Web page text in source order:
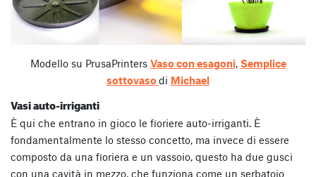
Modello su PrusaPrinters Vaso con esagoni, Semplice
sottovaso di Michael
Vasi auto-irriganti
È qui che entrano in gioco le fioriere auto-irriganti. È
fondamentalmente lo stesso concetto, ma invece di essere
composto da una fioriera e un vassoio, questo ha due gusci
con una cavità in mezzo, che funziona come un serbatoio